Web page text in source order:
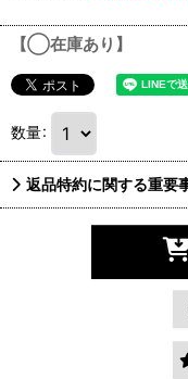
【◯在庫あり】
数量:
返品特約に関する重要